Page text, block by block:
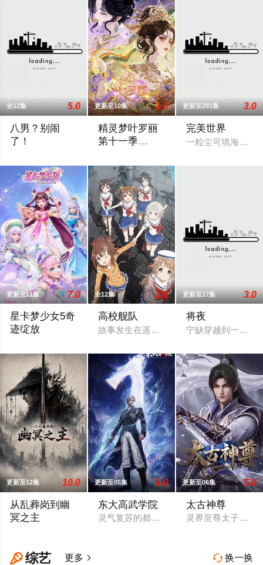
全12集 5.0
八男？别闹
了！
更新至10集 1.0
精灵梦叶罗丽
第十一季
更新至281集 3.0
完美世界
一粒尘可填海，一
更新至11集 7.0
星卡梦少女5奇
迹绽放
全12集 2.0
高校舰队
故事发生在遥远的未来，彼时，大陆板块
更新至17集 3.0
将夜
宁缺穿越到一个似
更新至12集 10.0
从乱葬岗到幽
冥之主
更新至05集 1.0
东大高武学院
灵气复苏的都市，妖魔入侵威胁来袭，天
更新至06集 5.0
太古神尊
灵界至尊太子惨遭
 换一换
综艺 更多 